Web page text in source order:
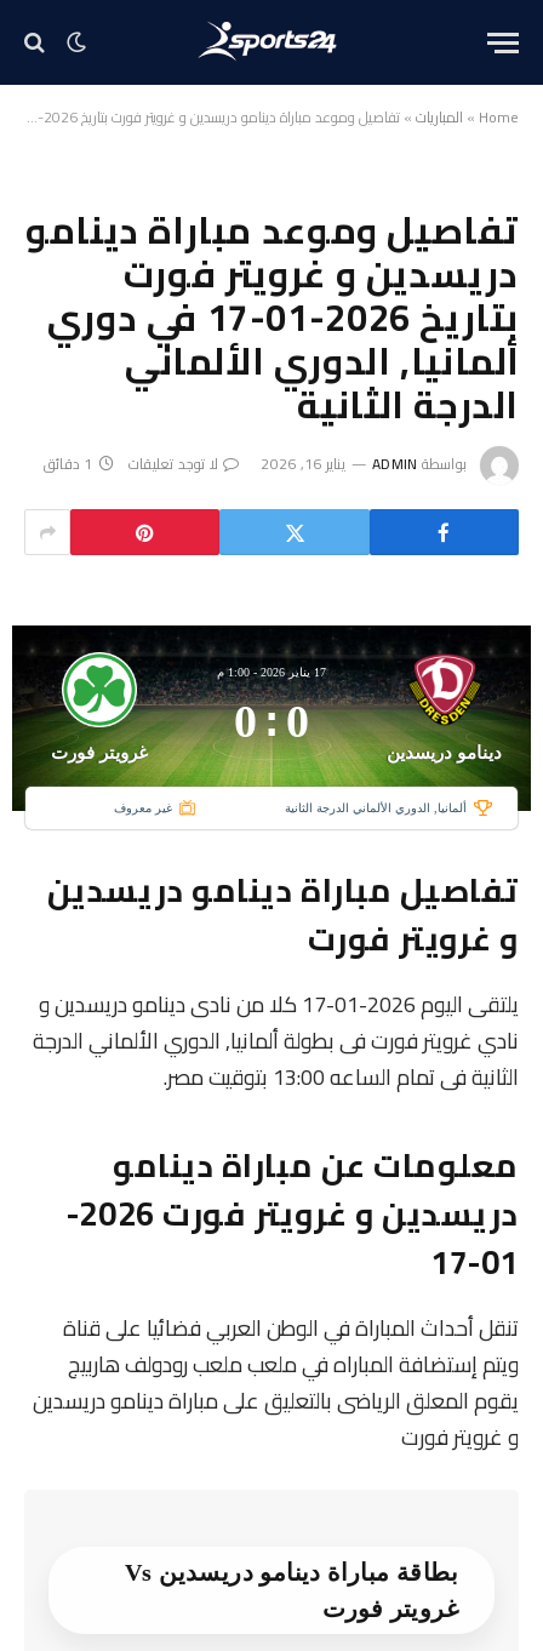
Home
» المباريات»تفاصيل وموعد مباراة دينامو دريسدين و غرويتر فورت بتاريخ 2026-01-17 في دوري ألمانيا, الدوري الألماني الدرجة الثانية
تفاصيل وموعد مباراة دينامو
دريسدين و غرويتر فورت
بتاريخ 2026-01-17 في دوري
ألمانيا, الدوري الألماني
الدرجة الثانية
بواسطة ADMIN يناير 16, 2026 لا توجد تعليقات 1 دقائق
دينامو دريسدين
17 يناير 2026 - 1:00 م
0
:
0
غرويتر فورت
ألمانيا, الدوري الألماني الدرجة الثانية غير معروف
تفاصيل مباراة دينامو دريسدين
و غرويتر فورت
يلتقى اليوم 2026-01-17 كلا من نادى دينامو دريسدين و
نادي غرويتر فورت فى بطولة ألمانيا, الدوري الألماني الدرجة
الثانية فى تمام الساعه 13:00 بتوقيت مصر.
معلومات عن مباراة دينامو
دريسدين و غرويتر فورت 2026-
01-17
تنقل أحداث المباراة في الوطن العربي فضائيا على قناة
ويتم إستضافة المباراه في ملعب ملعب رودولف هاربيج
يقوم المعلق الرياضى بالتعليق على مباراة دينامو دريسدين
و غرويتر فورت
بطاقة مباراة دينامو دريسدين Vs
غرويتر فورت